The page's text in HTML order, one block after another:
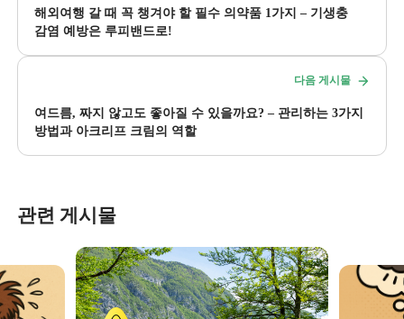
해외여행 갈 때 꼭 챙겨야 할 필수 의약품 1가지 – 기생충
감염 예방은 루피밴드로!
다음 게시물
여드름, 짜지 않고도 좋아질 수 있을까요? – 관리하는 3가지
방법과 아크리프 크림의 역할
관련 게시물